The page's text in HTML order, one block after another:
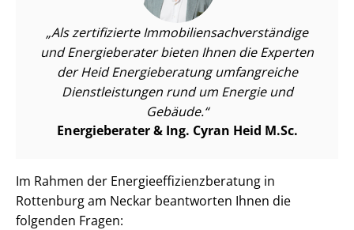
Als zertifizierte Im­mo­bi­li­en­sach­ver­stän­di­ge
und Energieberater bieten Ihnen die Experten
der Heid Energieberatung umfangreiche
Dienst­leis­tun­gen rund um Energie und
Gebäude.
Energieberater & Ing. Cyran Heid M.Sc.
Im Rahmen der En­er­gie­ef­fi­zi­enz­be­ra­tung in
Rottenburg am Neckar beantworten Ihnen die
folgenden Fragen: